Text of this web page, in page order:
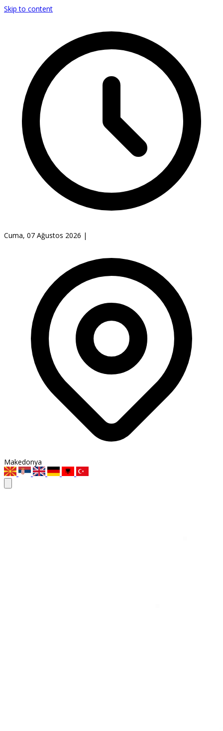
Skip to content
Cuma, 07 Ağustos 2026 |
Makedonya